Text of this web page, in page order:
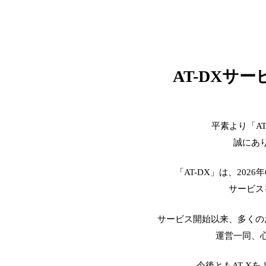
AT-DXサー
平素より「
誠にあ
「AT-DX」は、2026
サービ
サービス開始以来、多く
運営一同、